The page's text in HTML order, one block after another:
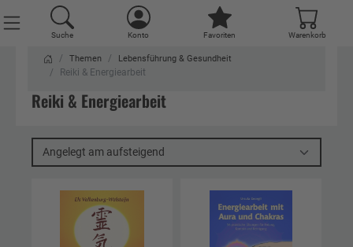
Suche Konto Favoriten Warenkorb
Themen Lebensführung & Gesundheit
Reiki & Energiearbeit
Reiki & Energiearbeit
Angelegt am aufsteigend